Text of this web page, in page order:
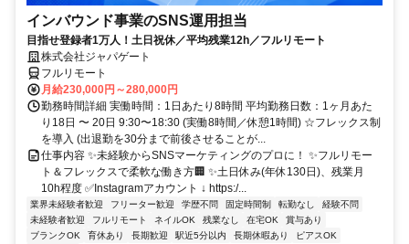
インバウンド事業のSNS運用担当
目指せ登録者1万人！土日祝休／平均残業12h／フルリモート
株式会社ジャパゲート
フルリモート
月給230,000円～280,000円
勤務時間詳細 実働時間：1日あたり8時間 平均勤務日数：1ヶ月あた
り18日 〜 20日 9:30〜18:30 (実働8時間／休憩1時間) ☆フレックス制
を導入 (出退勤を30分まで前後させることが...
仕事内容 ✨未経験からSNSマーケティングのプロに！ ✨フルリモー
ト＆フレックスで柔軟な働き方🏢 ✨土日休み(年休130日)、残業月
10h程度 ✅Instagramアカウント ↓ https:/...
業界未経験者歓迎 フリーター歓迎 学歴不問 固定時間制 転勤なし
経験不問
未経験者歓迎
フルリモート ネイルOK 残業なし 在宅OK
賞与あり
ブランクOK
育休あり 長期歓迎 駅近5分以内 長期休暇あり
ピアスOK